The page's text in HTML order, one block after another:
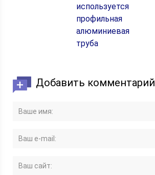
используется
профильная
алюминиевая
труба
Добавить комментарий